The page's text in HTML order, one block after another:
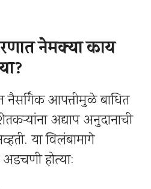
नेमक्या काय
आपत्तीमुळे बाधित
अद्याप अनुदानाची
या विलंबामागे
होत्या: